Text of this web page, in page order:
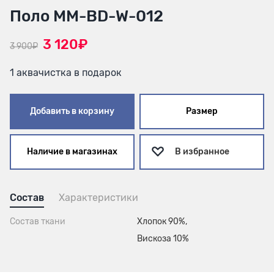
Поло MM-BD-W-012
3 900₽ 3 120₽
1 аквачистка в подарок
Добавить в корзину Размер
Наличие в магазинах В избранное
Состав Характеристики
Состав ткани
Хлопок 90%,
Вискоза 10%